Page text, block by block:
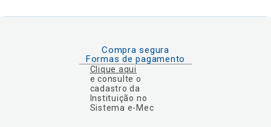
Compra segura
Formas de pagamento
Clique aqui
e consulte o
cadastro da
Instituição no
Sistema e-Mec